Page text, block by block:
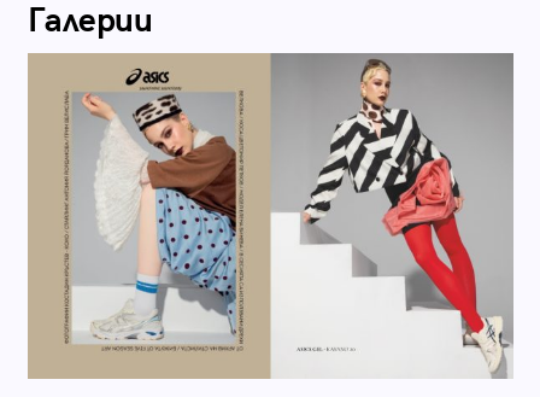
Галерии